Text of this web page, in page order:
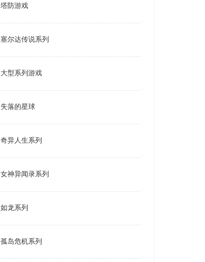
塔防游戏
塞尔达传说系列
大型系列游戏
失落的星球
奇异人生系列
女神异闻录系列
如龙系列
孤岛危机系列